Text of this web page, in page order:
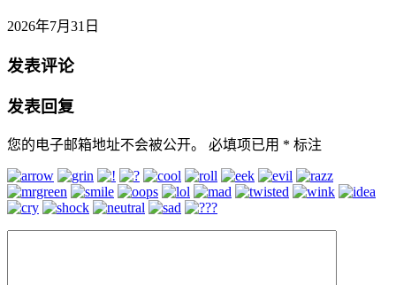
2026年7月31日
发表评论
发表回复
您的电子邮箱地址不会被公开。 必填项已用 * 标注